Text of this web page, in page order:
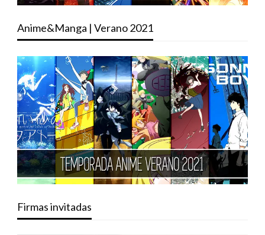
Anime&Manga | Verano 2021
Firmas invitadas